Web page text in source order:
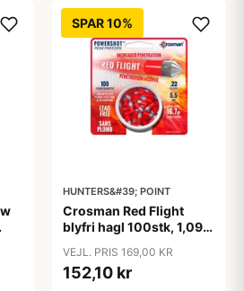
SPAR 10%
HUNTERS&#39; POINT
Crosman Red Flight
blyfri hagl 100stk, 1,09g.
VEJL. PRIS 169,00 KR
152,10 kr